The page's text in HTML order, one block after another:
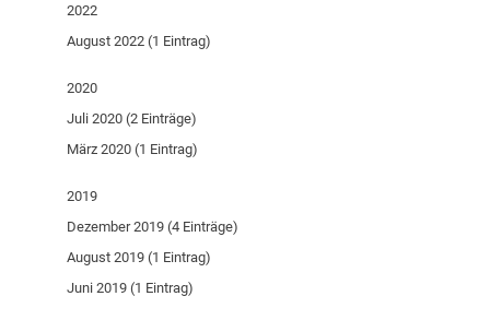
2022
August 2022 (1 Eintrag)
2020
Juli 2020 (2 Einträge)
März 2020 (1 Eintrag)
2019
Dezember 2019 (4 Einträge)
August 2019 (1 Eintrag)
Juni 2019 (1 Eintrag)